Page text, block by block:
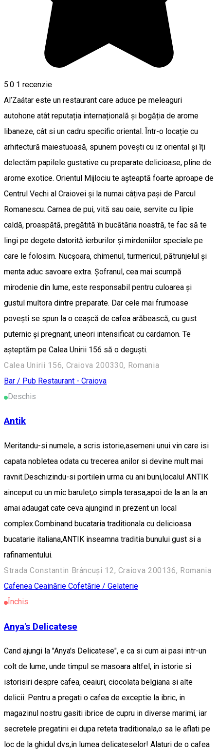
5.0 1 recenzie
Al’Zaátar este un restaurant care aduce pe meleaguri
autohone atât reputația internațională și bogăția de arome
libaneze, cât si un cadru specific oriental. Într-o locație cu
arhitectură maiestuoasă, spunem povești cu iz oriental și îți
delectăm papilele gustative cu preparate delicioase, pline de
arome exotice. Orientul Mijlociu te așteaptă foarte aproape de
Centrul Vechi al Craiovei și la numai câțiva pași de Parcul
Romanescu. Carnea de pui, vită sau oaie, servite cu lipie
caldă, proaspătă, pregătită în bucătăria noastră, te fac să te
lingi pe degete datorită ierburilor și mirdeniilor speciale pe
care le folosim. Nucșoara, chimenul, turmericul, pătrunjelul și
menta aduc savoare extra. Șofranul, cea mai scumpă
mirodenie din lume, este responsabil pentru culoarea și
gustul multora dintre preparate. Dar cele mai frumoase
povești se spun la o ceașcă de cafea arăbească, cu gust
puternic și pregnant, uneori intensificat cu cardamon. Te
așteptăm pe Calea Unirii 156 să o deguști.
Calea Unirii 156, Craiova 200330, Romania
Bar / Pub Restaurant - Craiova
Deschis
Antik
Meritandu-si numele, a scris istorie,asemeni unui vin care isi
capata nobletea odata cu trecerea anilor si devine mult mai
ravnit.Deschizindu-si portilein urma cu ani buni,localul ANTIK
ainceput cu un mic barulet,o simpla terasa,apoi de la an la an
amai adaugat cate ceva ajungind in prezent un local
complex.Combinand bucataria traditionala cu delicioasa
bucatarie italiana,ANTIK inseamna traditia bunului gust si a
rafinamentului.
Strada Constantin Brâncuși 12, Craiova 200136, Romania
Cafenea Ceainărie Cofetărie / Gelaterie
Închis
Anya's Delicatese
Cand ajungi la "Anya's Delicatese", e ca si cum ai pasi intr-un
colt de lume, unde timpul se masoara altfel, in istorie si
istorisiri despre cafea, ceaiuri, ciocolata belgiana si alte
delicii. Pentru a pregati o cafea de exceptie la ibric, in
magazinul nostru gasiti ibrice de cupru in diverse marimi, iar
secretele pregatirii ei dupa reteta traditionala,o sa le aflati pe
loc de la ghidul dvs,in lumea delicateselor! Alaturi de o cafea